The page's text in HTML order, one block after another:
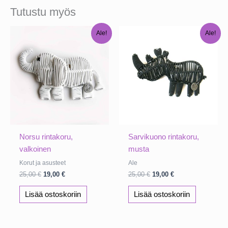
Tutustu myös
Ale!
Norsu rintakoru,
valkoinen
Korut ja asusteet
25,00€ Alkuperäinen
19,00 €Nykyinen
on:
Lisää ostoskoriin
Ale!
Sarvikuono rintakoru,
musta
Ale
25,00€ Alkuperäinen
19,00 €Nykyinen
on:
Lisää ostoskoriin